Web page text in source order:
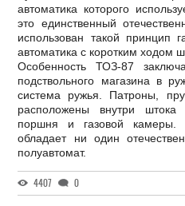
автоматика которого
это единственный
использован такой принцип
автоматика с коротким ходом
Особенность ТОЗ-87
подствольного магазина в
система ружья. Патроны,
расположены внутри штока
поршня и газовой камеры.
обладает ни один
полуавтомат.
4407 0